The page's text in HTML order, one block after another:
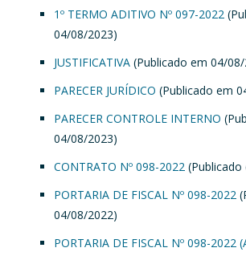
1º TERMO ADITIVO Nº 097-2022
04/08/2023)
JUSTIFICATIVA (Publicado em 04/
PARECER JURÍDICO (Publicado em
PARECER CONTROLE INTERNO
04/08/2023)
CONTRATO Nº 098-2022
PORTARIA DE FISCAL Nº 098-2022
04/08/2022)
PORTARIA DE FISCAL Nº 098-2022